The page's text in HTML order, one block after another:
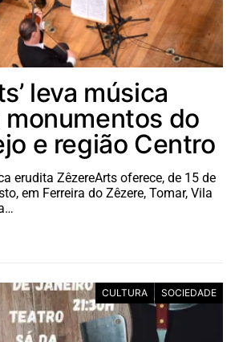
leva música
do
e região Centro
erudita ZêzereArts oferece, de 15 de
em Ferreira do Zêzere, Tomar, Vila
CULTURA SOCIEDADE